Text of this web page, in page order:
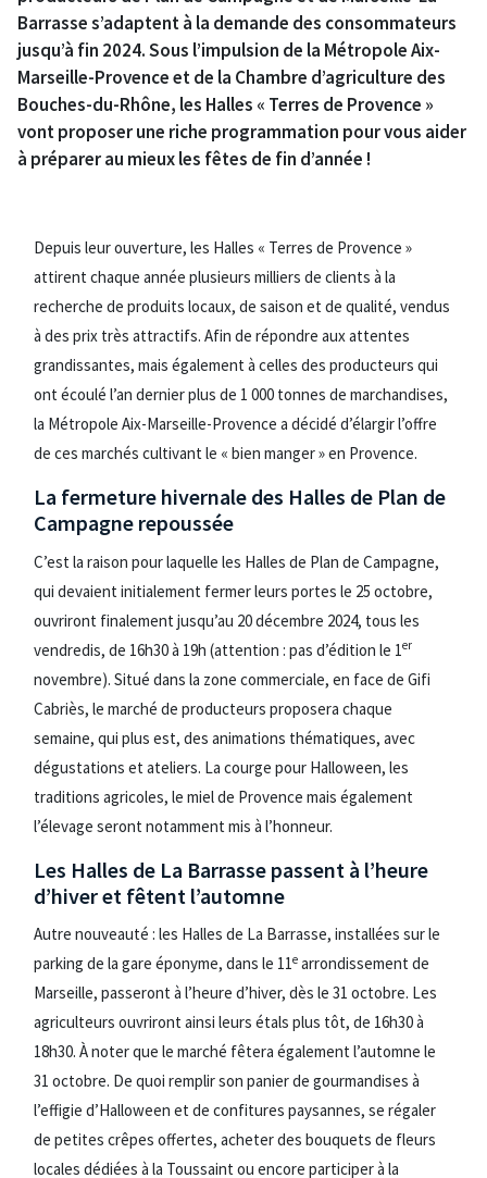
Barrasse s’adaptent à la demande des consommateurs
jusqu’à fin 2024. Sous l’impulsion de la Métropole Aix-
Marseille-Provence et de la Chambre d’agriculture des
Bouches-du-Rhône, les Halles « Terres de Provence »
vont proposer une riche programmation pour vous aider
à préparer au mieux les fêtes de fin d’année !
Depuis leur ouverture, les Halles « Terres de Provence »
attirent chaque année plusieurs milliers de clients à la
recherche de produits locaux, de saison et de qualité, vendus
à des prix très attractifs. Afin de répondre aux attentes
grandissantes, mais également à celles des producteurs qui
ont écoulé l’an dernier plus de 1 000 tonnes de marchandises,
la Métropole Aix-Marseille-Provence a décidé d’élargir l’offre
de ces marchés cultivant le « bien manger » en Provence.
La fermeture hivernale des Halles de Plan de
Campagne repoussée
C’est la raison pour laquelle les Halles de Plan de Campagne,
qui devaient initialement fermer leurs portes le 25 octobre,
ouvriront finalement jusqu’au 20 décembre 2024, tous les
vendredis, de 16h30 à 19h (attention : pas d’édition le 1er
novembre). Situé dans la zone commerciale, en face de Gifi
Cabriès, le marché de producteurs proposera chaque
semaine, qui plus est, des animations thématiques, avec
dégustations et ateliers. La courge pour Halloween, les
traditions agricoles, le miel de Provence mais également
l’élevage seront notamment mis à l’honneur.
Les Halles de La Barrasse passent à l’heure
d’hiver et fêtent l’automne
Autre nouveauté : les Halles de La Barrasse, installées sur le
parking de la gare éponyme, dans le 11e arrondissement de
Marseille, passeront à l’heure d’hiver, dès le 31 octobre. Les
agriculteurs ouvriront ainsi leurs étals plus tôt, de 16h30 à
18h30. À noter que le marché fêtera également l’automne le
31 octobre. De quoi remplir son panier de gourmandises à
l’effigie d’Halloween et de confitures paysannes, se régaler
de petites crêpes offertes, acheter des bouquets de fleurs
locales dédiées à la Toussaint ou encore participer à la